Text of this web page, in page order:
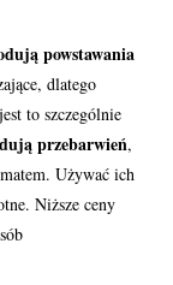
powstawania
dlatego
to szczególnie
przebarwień,
Używać ich
Niższe ceny